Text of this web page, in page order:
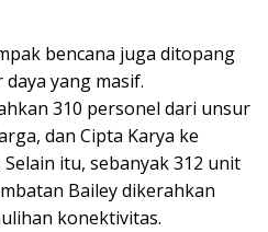
bencana juga ditopang
yang masif.
310 personel dari unsur
dan Cipta Karya ke
itu, sebanyak 312 unit
Bailey dikerahkan
konektivitas.